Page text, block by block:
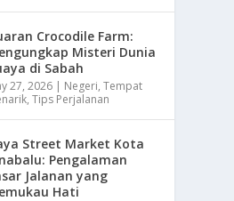
Crocodile Farm:
Misteri Dunia
di Sabah
27, 2026 | Negeri,Tempat
,Tips Perjalanan
Street Market Kota
Pengalaman
Jalanan yang
Hati